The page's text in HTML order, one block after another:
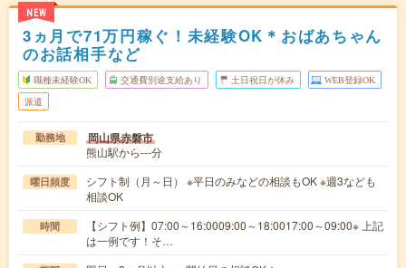
NEW
3ヵ月で71万円稼ぐ！未経験OK＊おばあちゃん
のお話相手など
職種未経験OK 交通費別途支給あり 土日祝日が休み WEB登録OK
派遣
勤務地 岡山県赤磐市
熊山駅から---分
曜日頻度
シフト制（月～日） ※平日のみなどの相談もOK ※週3なども
相談OK
時間
【シフト例】07:00～16:0009:00～18:0017:00～09:00※ 上記
は一例です！そ…